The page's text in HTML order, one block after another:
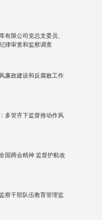
有限公司党总支委员、
律审查和监察调查
廉政建设和反腐败工作
多管齐下监督推动作风
国两会精神 监督护航改
察干部队伍教育管理监